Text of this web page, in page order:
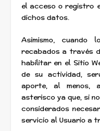
el acceso o registro
dichos datos.
Asimismo, cuando
recabados a través
habilitar en el Sitio
de su actividad,
aporte, al menos,
asterisco ya que, si
considerados
servicio al Usuario a